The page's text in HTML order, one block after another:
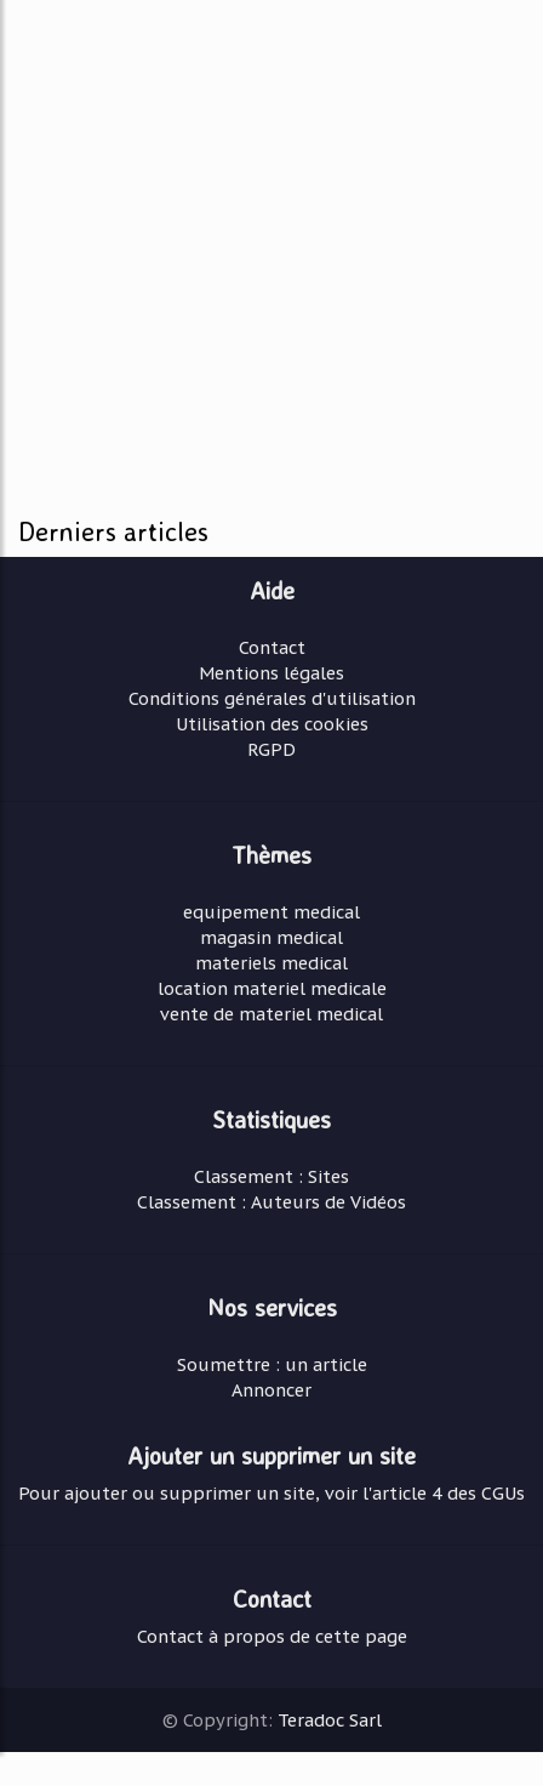
Derniers articles
Aide
Contact
Mentions légales
Conditions générales d'utilisation
Utilisation des cookies
RGPD
Thèmes
equipement medical
magasin medical
materiels medical
location materiel medicale
vente de materiel medical
Statistiques
Classement : Sites
Classement : Auteurs de Vidéos
Nos services
Soumettre : un article
Annoncer
Ajouter un supprimer un site
Pour ajouter ou supprimer un site, voir l'article 4 des CGUs
Contact
Contact à propos de cette page
© Copyright: Teradoc Sarl